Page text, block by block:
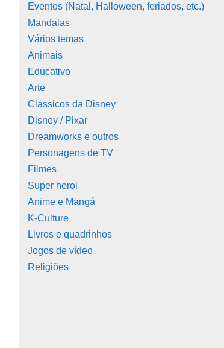
Eventos (Natal, Halloween, feriados, etc.)
Mandalas
Vários temas
Animais
Educativo
Arte
Clássicos da Disney
Disney / Pixar
Dreamworks e outros
Personagens de TV
Filmes
Super heroi
Anime e Mangá
K-Culture
Livros e quadrinhos
Jogos de vídeo
Religiões